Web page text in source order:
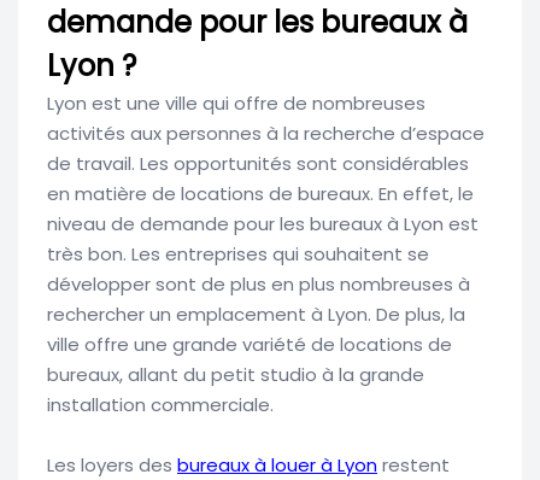
demande pour les bureaux à
Lyon ?
Lyon est une ville qui offre de nombreuses
activités aux personnes à la recherche d’espace
de travail. Les opportunités sont considérables
en matière de locations de bureaux. En effet, le
niveau de demande pour les bureaux à Lyon est
très bon. Les entreprises qui souhaitent se
développer sont de plus en plus nombreuses à
rechercher un emplacement à Lyon. De plus, la
ville offre une grande variété de locations de
bureaux, allant du petit studio à la grande
installation commerciale.
Les loyers des bureaux à louer à Lyonrestent